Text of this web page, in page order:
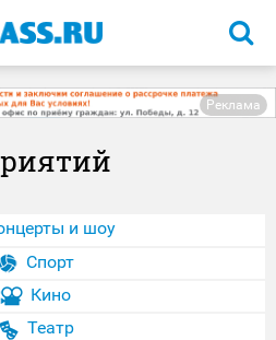
Реклама
и шоу
Спорт
Кино
Театр